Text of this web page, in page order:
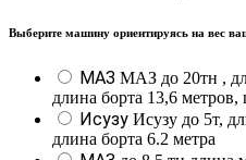
Выберите машину ориентируясь на вес
МАЗ МАЗ до 20тн ,
длина борта 13,6
Исузу Исузу до 5т,
длина борта 6.2 метра